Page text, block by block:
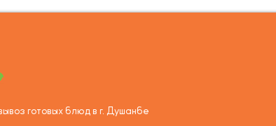
готовых блюд в г. Душанбе